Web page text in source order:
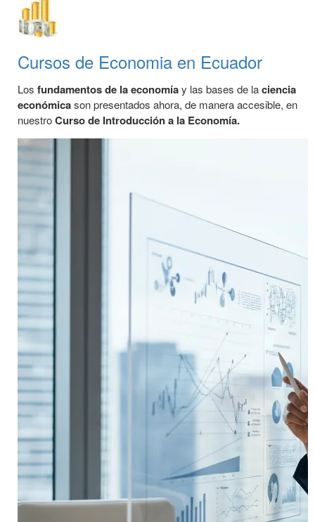
Cursos de Economia en Ecuador
Los fundamentos de la economíay las bases de laciencia
económicason presentados ahora, de manera accesible, en
nuestroCurso de Introducción a la Economía.